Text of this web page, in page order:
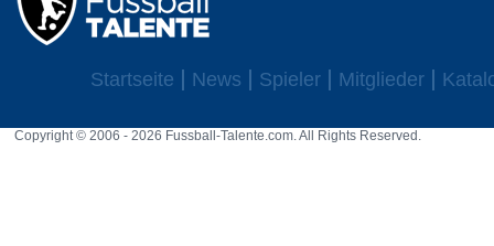
Startseite News Spieler Mitglieder
Copyright © 2006 - 2026 Fussball-Talente.com. All Rights Reserved.